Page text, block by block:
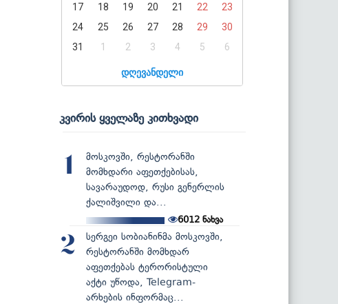
17
18 19 20 21 22
23
24
25 26 27 28 29
30
31
1 2 3 4 5 6
დღევანდელი
კვირის ყველაზე კითხვადი
1
მოსკოვში, რესტორანში
მომხდარი აფეთქებისას,
სავარაუდოდ, რუსი გენერლის
ქალიშვილი და...
6012 ნახვა
2
სერგეი სობიანინმა მოსკოვში,
რესტორანში მომხდარ
აფეთქებას ტერორისტული
აქტი უწოდა, Telegram-
არხების ინფორმაც...